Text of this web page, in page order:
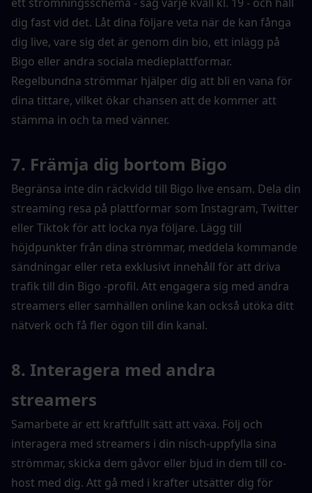
dig fast vid det. Låt dina följare veta när de kan fånga
dig live, vare sig det är genom din bio, ett inlägg på
Bigo eller andra sociala medieplattformar.
Regelbundna strömmar hjälper dig att bli en vana för
dina tittare, vilket ökar chansen att de kommer att
stämma in och ta med vänner.
7. Främja dig bortom Bigo
Begränsa inte din räckvidd till Bigo live ensam. Dela din
streaming resa på plattformar som Instagram, Twitter
eller Tiktok för att locka nya följare. Lägg till
höjdpunkter från dina strömmar, meddela kommande
sändningar eller reta exklusivt innehåll för att driva
trafik till din Bigo -profil. Att engagera sig med andra
streamers eller samhällen online kan också utöka ditt
nätverk och få fler ögon till din kanal.
8. Interagera med andra
streamers
Samarbete är ett kraftfullt sätt att växa. Följ och
interagera med streamers i din nisch-uppfylla sina
strömmar, skicka dem gåvor eller bjud in dem till co-
host med dig. Att gå med i krafter utsätter dig för